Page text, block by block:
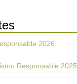
2026
Responsable 2025